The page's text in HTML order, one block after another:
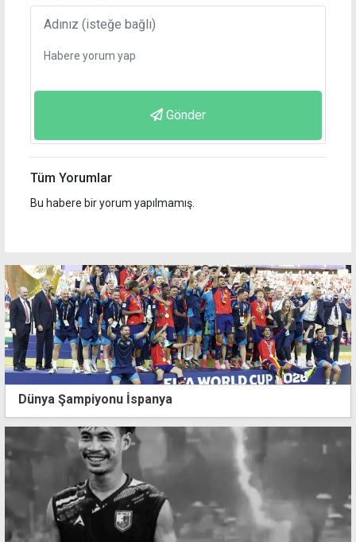
Gönder
Tüm Yorumlar
Bu habere bir yorum yapılmamış.
Dünya Şampiyonu İspanya